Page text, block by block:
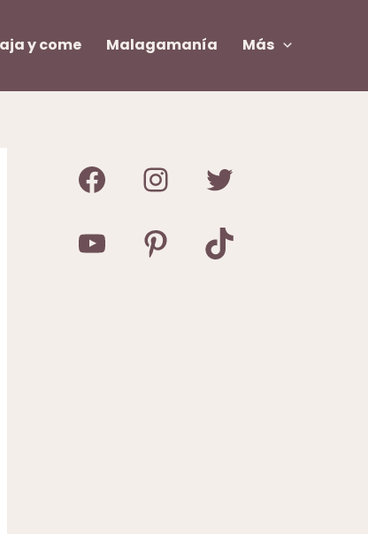
y come Malagamanía Más
Facebook Instagram
Twitter
YouTube
Pinterest TikTok